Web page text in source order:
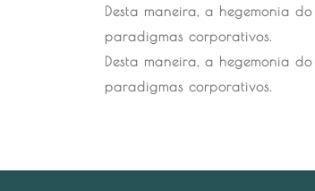
Desta maneira, a hegemonia
paradigmas corporativos.
Desta maneira, a hegemonia
paradigmas corporativos.